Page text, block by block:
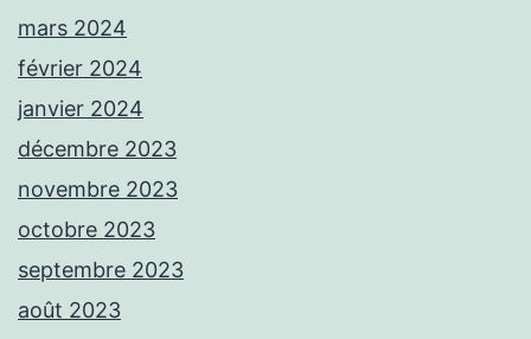
mars 2024
février 2024
janvier 2024
décembre 2023
novembre 2023
octobre 2023
septembre 2023
août 2023